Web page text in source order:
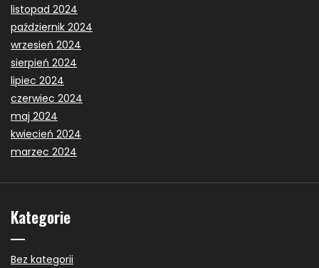
listopad 2024
październik 2024
wrzesień 2024
sierpień 2024
lipiec 2024
czerwiec 2024
maj 2024
kwiecień 2024
marzec 2024
Kategorie
Bez kategorii